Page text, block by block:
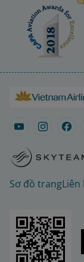
Sơ đồ trangLiên